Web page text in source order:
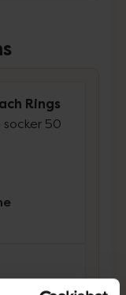
Rings
socker 50